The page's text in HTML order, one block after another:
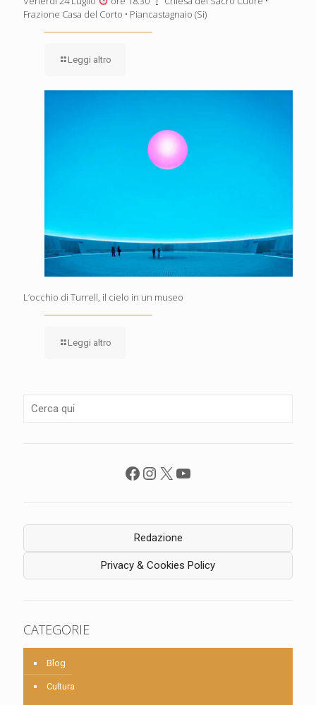
Frazione Casa del Corto • Piancastagnaio (Si)
Leggi altro
L’occhio di Turrell, il cielo in un museo
Leggi altro
Facebook
Instagram
X YouTube
Redazione
Privacy & Cookies Policy
CATEGORIE
Blog
Cultura